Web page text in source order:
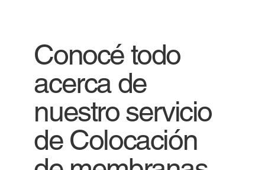
Conocé todo
acerca de
nuestro servicio
de Colocación